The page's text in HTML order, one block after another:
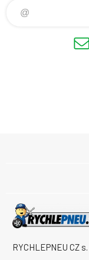
RYCHLEPNEU CZ s.